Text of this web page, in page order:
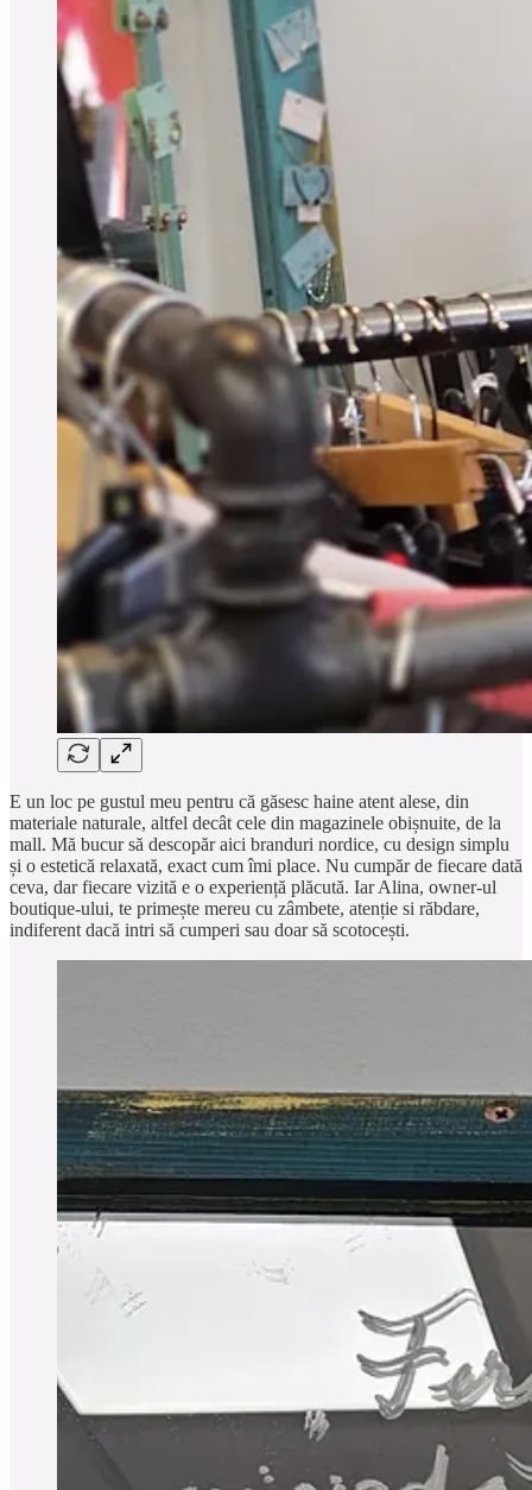
E un loc pe gustul meu pentru că găsesc haine atent alese, din
materiale naturale, altfel decât cele din magazinele obișnuite, de la
mall. Mă bucur să descopăr aici branduri nordice, cu design simplu
și o estetică relaxată, exact cum îmi place. Nu cumpăr de fiecare dată
ceva, dar fiecare vizită e o experiență plăcută. Iar Alina, owner-ul
boutique-ului, te primește mereu cu zâmbete, atenție si răbdare,
indiferent dacă intri să cumperi sau doar să scotocești.